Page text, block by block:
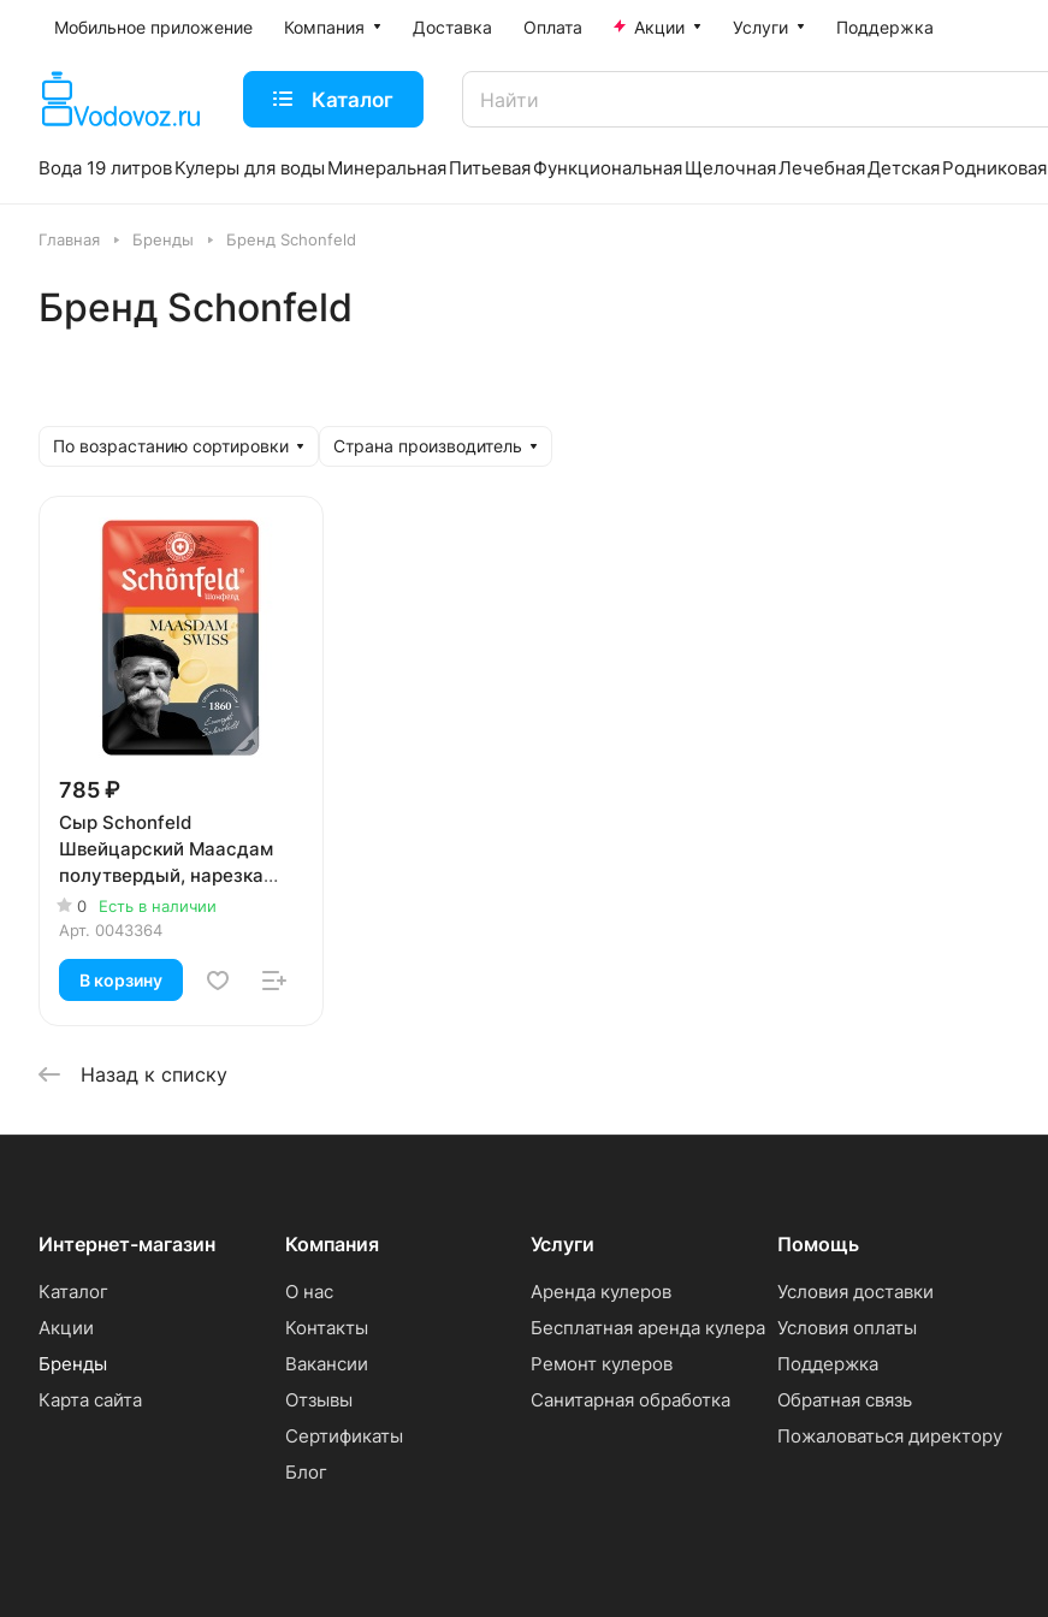
Мобильное приложение Компания Доставка Оплата Акции Услуги Поддержка
Каталог
Вода 19 литровКулеры для воды МинеральнаяПитьеваяФункциональнаяЩелочнаяЛечебнаяДетскаяРодниковая
Главная Бренды Бренд Schonfeld
Бренд Schonfeld
По возрастанию сортировки Страна производитель
785 ₽
Сыр Schonfeld
Швейцарский Маасдам
полутвердый, нарезка
48% 125 гр
0
Есть в наличии
Арт. 0043364
В корзину
Назад к списку
Интернет-магазин
Каталог
Акции
Бренды
Карта сайта
Компания
О нас
Контакты
Вакансии
Отзывы
Сертификаты
Блог
Услуги
Аренда кулеров
Бесплатная аренда кулера
Ремонт кулеров
Санитарная обработка
Помощь
Условия доставки
Условия оплаты
Поддержка
Обратная связь
Пожаловаться директору